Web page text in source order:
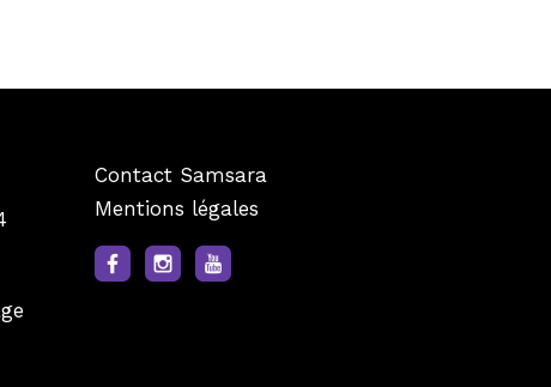
Contact Samsara
Mentions légales